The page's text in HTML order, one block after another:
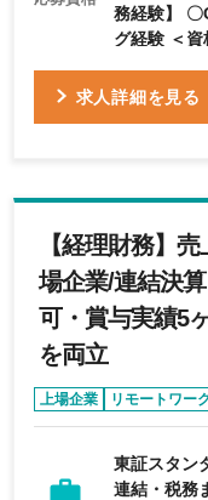
務経験】
グ経験 ＜資格＞ 【必要資格】 ◎日商簿記検定1
じて臨機応
求人詳細を見る
【経理財務】
場企業/連結決
可・賞与実績5
を両立
上場企業 リモートワー
年間休日120日以上
退
東証スタン
連結・税務